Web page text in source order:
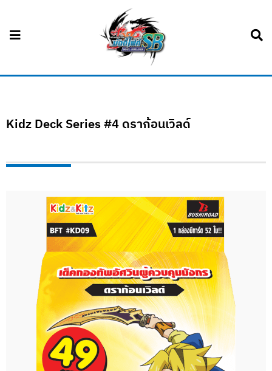
Kidz Deck Series #4 ดราก้อนเวิลด์